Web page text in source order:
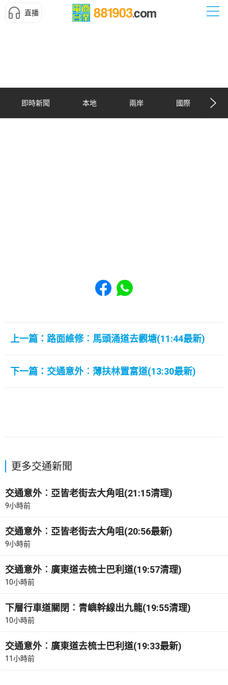
直播
即時新聞 本地 兩岸 國際
Share to Facebook
Share to WhatsApp
上一篇：路面維修︰馬頭涌道去觀塘(11:44最新)
下一篇：交通意外︰薄扶林置富道(13:30最新)
更多交通新聞
交通意外︰亞皆老街去大角咀(21:15清理)
9小時前
交通意外︰亞皆老街去大角咀(20:56最新)
9小時前
交通意外︰廣東道去梳士巴利道(19:57清理)
10小時前
下層行車道關閉︰青嶼幹線出九龍(19:55清理)
10小時前
交通意外︰廣東道去梳士巴利道(19:33最新)
11小時前